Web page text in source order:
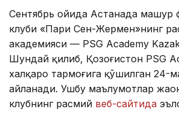
Сентябрь ойида Астанада машҳур
клуби «Пари Сен-Жермен»нинг
академияси — PSG Academy
Шундай қилиб, Қозоғистон PSG
халқаро тармоғига қўшилган 24-
айланади. Ушбу маълумотлар
клубнинг расмий веб-сайтида